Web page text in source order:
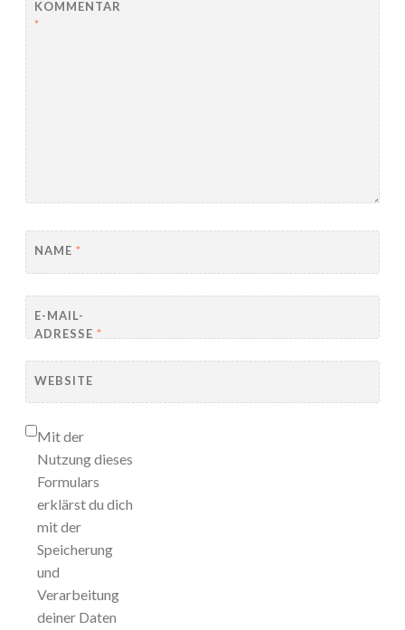
KOMMENTAR
*
NAME *
E-MAIL-
ADRESSE *
WEBSITE
Mit der
Nutzung dieses
Formulars
erklärst du dich
mit der
Speicherung
und
Verarbeitung
deiner Daten